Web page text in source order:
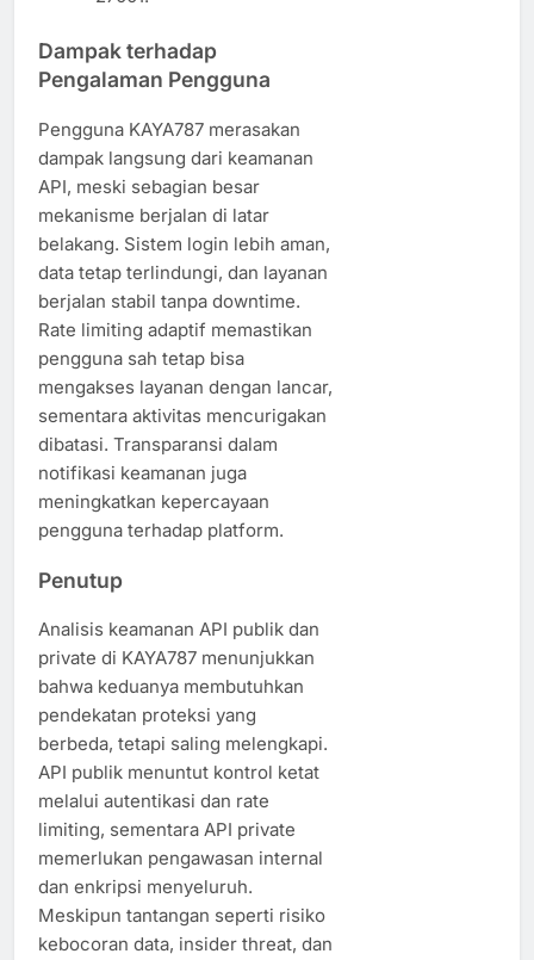
Dampak terhadap
Pengalaman Pengguna
Pengguna KAYA787 merasakan
dampak langsung dari keamanan
API, meski sebagian besar
mekanisme berjalan di latar
belakang. Sistem login lebih aman,
data tetap terlindungi, dan layanan
berjalan stabil tanpa downtime.
Rate limiting adaptif memastikan
pengguna sah tetap bisa
mengakses layanan dengan lancar,
sementara aktivitas mencurigakan
dibatasi. Transparansi dalam
notifikasi keamanan juga
meningkatkan kepercayaan
pengguna terhadap platform.
Penutup
Analisis keamanan API publik dan
private di KAYA787 menunjukkan
bahwa keduanya membutuhkan
pendekatan proteksi yang
berbeda, tetapi saling melengkapi.
API publik menuntut kontrol ketat
melalui autentikasi dan rate
limiting, sementara API private
memerlukan pengawasan internal
dan enkripsi menyeluruh.
Meskipun tantangan seperti risiko
kebocoran data, insider threat, dan